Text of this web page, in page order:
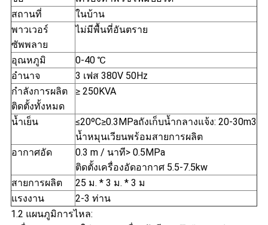
สถานที่
ในบ้าน
พาวเวอร์
ซัพพลาย
ไม่มีพื้นที่อันตราย
อุณหภูมิ
0-40 ℃
อำนาจ
3 เฟส 380V 50Hz
กำลังการผลิต
ติดตั้งทั้งหมด
≥ 250KVA
น้ำเย็น
≤20ºC≥0.3MPaถังเก็บน้ำกลางแจ้ง: 20-30m3
น้ำหมุนเวียนพร้อมสายการผลิต
อากาศอัด
0.3 m / นาที> 0.5MPa
ติดตั้งเครื่องอัดอากาศ 5.5-7.5kw
สายการผลิต
25 ม. * 3 ม. * 3 ม
แรงงาน
2-3 ท่าน
1.2 แผนภูมิการไหล: